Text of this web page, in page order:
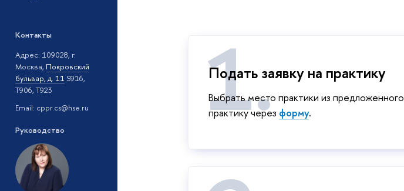
Контакты
Адрес: 109028, г.
Москва, Покровский
бульвар, д. 11 S916,
T906, T923
Email: cppr.cs@hse.ru
Руководство
Подать заявку на практику
Выбрать место практики из предложенного
практику через форму.